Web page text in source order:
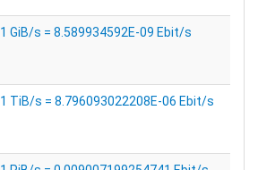
1 GiB/s = 8.589934592E-09 Ebit/s
1 TiB/s = 8.796093022208E-06 Ebit/s